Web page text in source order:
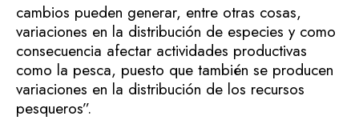
cambios pueden generar, entre otras cosas,
variaciones en la distribución de especies y como
consecuencia afectar actividades productivas
como la pesca, puesto que también se producen
variaciones en la distribución de los recursos
pesqueros”.